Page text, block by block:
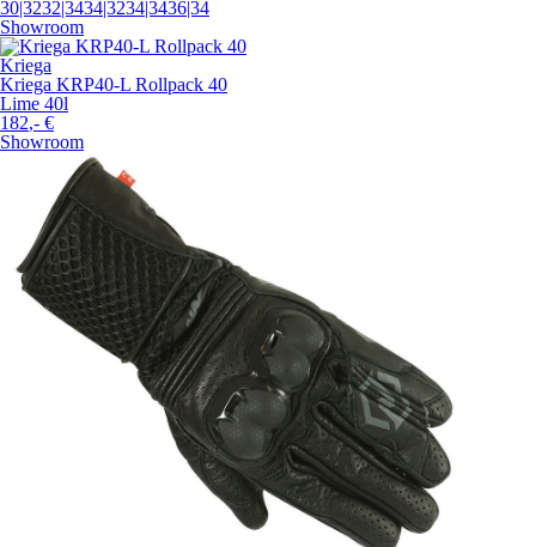
30|3232|3434|3234|3436|34
Showroom
Kriega
Kriega KRP40-L Rollpack 40
Lime 40l
182,- €
Showroom